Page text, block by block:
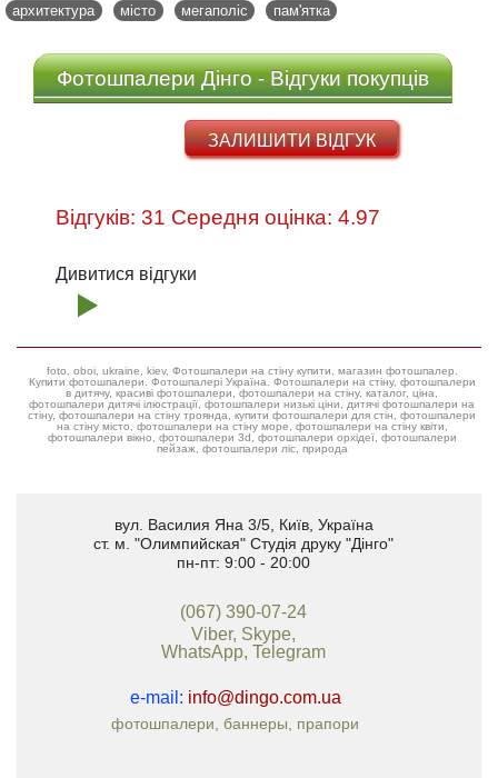
архитектура місто мегаполіс пам'ятка
Фотошпалери Дінго - Відгуки покупців
ЗАЛИШИТИ ВІДГУК
Відгуків: 31 Середня оцінка: 4.97
Дивитися відгуки
foto, oboi, ukraine, kiev, Фотошпалери на стіну купити, магазин фотошпалер.
Купити фотошпалери. Фотошпалері Україна. Фотошпалери на стіну, фотошпалери
в дитячу, красиві фотошпалери, фотошпалери на стіну, каталог, ціна,
фотошпалери дитячі ілюстрації, фотошпалери низькі ціни, дитячі фотошпалери на
стіну, фотошпалери на стіну троянда, купити фотошпалери для стін, фотошпалери
на стіну місто, фотошпалери на стіну море, фотошпалери на стіну квіти,
фотошпалери вікно, фотошпалери 3d, фотошпалери орхідеї, фотошпалери
пейзаж, фотошпалери ліс, природа
вул. Василия Яна 3/5, Київ, Україна
ст. м. "Олимпийская" Студія друку "Дінго"
пн-пт: 9:00 - 20:00
(067) 390-07-24
Viber, Skype,
WhatsApp, Telegram
e-mail: info@dingo.com.ua
фотошпалери, баннеры, прапори